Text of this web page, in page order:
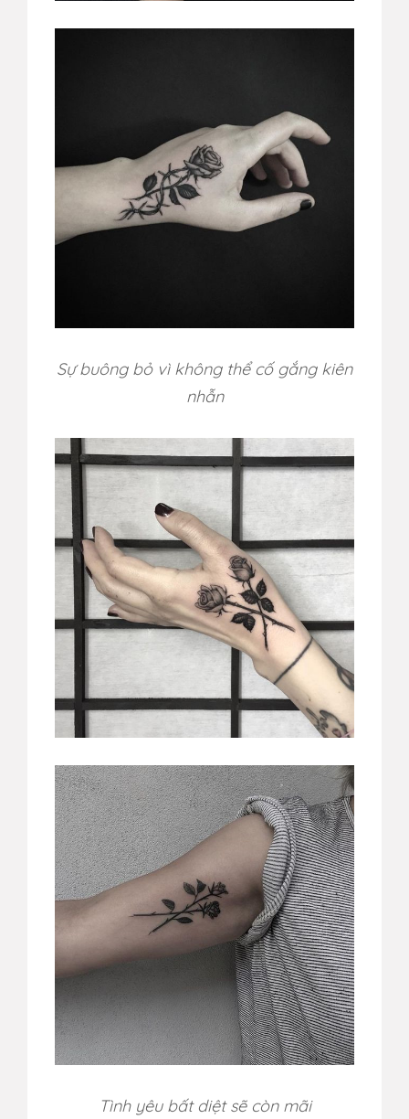
Sự buông bỏ vì không thể cố gắng kiên
nhẫn
Tình yêu bất diệt sẽ còn mãi